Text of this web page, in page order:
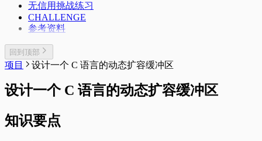
无信用挑战练习
CHALLENGE
参考资料
回到顶部
项目 设计一个 C 语言的动态扩容缓冲区
设计一个 C 语言的动态扩容缓冲区
知识要点